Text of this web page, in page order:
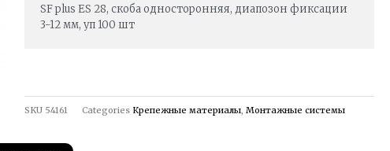
SF plus ES 28, скоба односторонняя, диапозон фиксации
3-12 мм, уп 100 шт
SKU 54161 Categories Крепежные материалы, Монтажные системы